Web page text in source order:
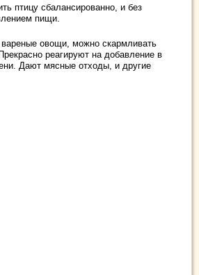
птицу сбалансированно, и без
пищи.
вареные овощи, можно скармливать
реагируют на добавление в
Дают мясные отходы, и другие